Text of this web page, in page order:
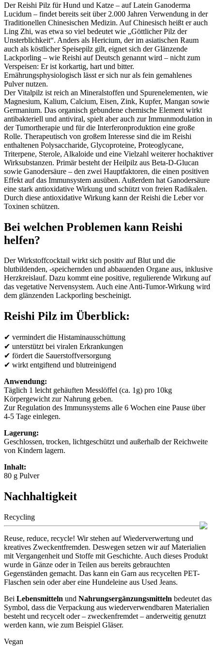
Der Reishi Pilz für Hund und Katze – auf Latein Ganoderma
Lucidum – findet bereits seit über 2.000 Jahren Verwendung in der
Traditionellen Chinesischen Medizin. Auf Chinesisch heißt er auch
Ling Zhi, was etwa so viel bedeutet wie „Göttlicher Pilz der
Unsterblichkeit“. Anders als Hericium, der im asiatischen Raum
auch als köstlicher Speisepilz gilt, eignet sich der Glänzende
Lackporling – wie Reishi auf Deutsch genannt wird – nicht zum
Verspeisen: Er ist korkartig, hart und bitter.
Ernährungsphysiologisch lässt er sich nur als fein gemahlenes
Pulver nutzen.
Der Vitalpilz ist reich an Mineralstoffen und Spurenelementen, wie
Magnesium, Kalium, Calcium, Eisen, Zink, Kupfer, Mangan sowie
Germanium. Das organisch gebundene chemische Element wirkt
antibakteriell und antiviral, spielt aber auch zur Immunmodulation in
der Tumortherapie und für die Interferonproduktion eine große
Rolle. Therapeutisch von großem Interesse sind die im Reishi
enthaltenen Polysaccharide, Glycoproteine, Proteoglycane,
Triterpene, Sterole, Alkaloide und eine Vielzahl weiterer hochaktiver
Wirksubstanzen. Primär besteht der Heilpilz aus Beta-D-Glucan
sowie Ganodersäure – den zwei Hauptfaktoren, die einen positiven
Effekt auf das Immunsystem ausüben. Außerdem hat Ganodersäure
eine stark antioxidative Wirkung und schützt von freien Radikalen.
Durch diese antioxidative Wirkung kann der Reishi die Leber vor
Toxinen schützen.
Bei welchen Problemen kann Reishi
helfen?
Der Wirkstoffcocktail wirkt sich positiv auf Blut und die
blutbildenden, -speichernden und abbauenden Organe aus, inklusive
Herzkreislauf. Dazu kommt eine positive, regulierende Wirkung auf
das vegetative Nervensystem. Auch eine Anti-Tumor-Wirkung wird
dem glänzenden Lackporling bescheinigt.
Reishi Pilz im Überblick:
✔ vermindert die Histaminausschüttung
✔ unterstützt bei viralen Erkrankungen
✔ fördert die Sauerstoffversorgung
✔ wirkt entgiftend und blutreinigend
Anwendung:
Täglich 1 leicht gehäuften Messlöffel (ca. 1g) pro 10kg
Körpergewicht zur Nahrung geben.
Zur Regulation des Immunsystems alle 6 Wochen eine Pause über
4-5 Tage einlegen.
Lagerung:
Geschlossen, trocken, lichtgeschützt und außerhalb der Reichweite
von Kindern lagern.
Inhalt:
80 g Pulver
Nachhaltigkeit
Recycling
Reuse, reduce, recycle! Wir stehen auf Wiederverwertung und
kreatives Zweckentfremden. Deswegen setzen wir auf Materialien
mit Vergangenheit und Stoffe mit Geschichte. Auch dieses Produkt
wurde in Gänze oder in Teilen aus bereits gebrauchten
Gegenständen gemacht. Das kann ein Garn aus recycelten PET-
Flaschen sein oder aber eine Hundeleine aus Used Jeans.
Bei Lebensmitteln und Nahrungsergänzungsmitteln bedeutet das
Symbol, dass die Verpackung aus wiederverwendbaren Materialien
besteht und recycelt oder – zweckenfremdet – anderweitig genutzt
werden kann, wie zum Beispiel Gläser.
Vegan